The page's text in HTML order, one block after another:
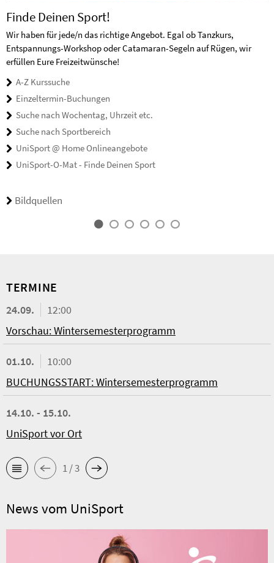
Finde Deinen Sport!
Wir haben für jede/n das richtige Angebot. Egal ob Tanzkurs,
Entspannungs-Workshop oder Catamaran-Segeln auf Rügen, wir
erfüllen Eure Freizeitwünsche!
A-Z Kurssuche
Einzeltermin-Buchungen
Suche nach Wochentag, Uhrzeit etc.
Suche nach Sportbereich
UniSport @ Home Onlineangebote
UniSport-O-Mat - Finde Deinen Sport
Bildquellen
TERMINE
24.09.
12:00
Vorschau: Wintersemesterprogramm
01.10.
10:00
BUCHUNGSSTART: Wintersemesterprogramm
14.10. - 15.10.
UniSport vor Ort
1 / 3
News vom UniSport